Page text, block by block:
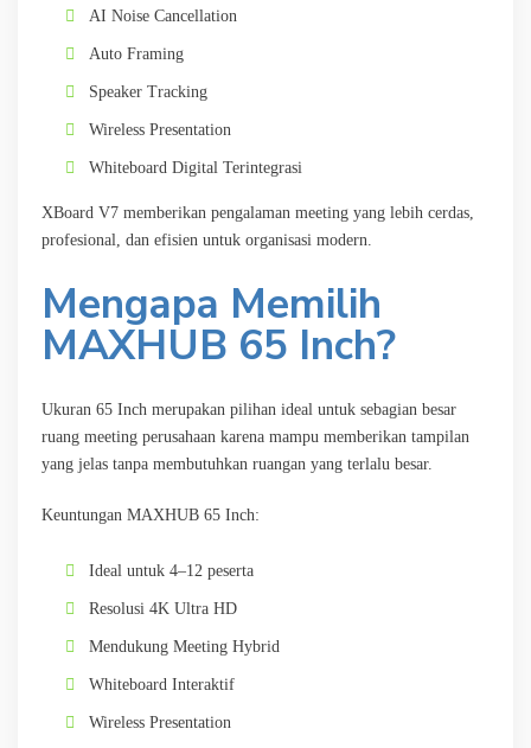
AI Noise Cancellation
Auto Framing
Speaker Tracking
Wireless Presentation
Whiteboard Digital Terintegrasi
XBoard V7 memberikan pengalaman meeting yang lebih cerdas,
profesional, dan efisien untuk organisasi modern.
Mengapa Memilih
MAXHUB 65 Inch?
Ukuran 65 Inch merupakan pilihan ideal untuk sebagian besar
ruang meeting perusahaan karena mampu memberikan tampilan
yang jelas tanpa membutuhkan ruangan yang terlalu besar.
Keuntungan MAXHUB 65 Inch:
Ideal untuk 4–12 peserta
Resolusi 4K Ultra HD
Mendukung Meeting Hybrid
Whiteboard Interaktif
Wireless Presentation